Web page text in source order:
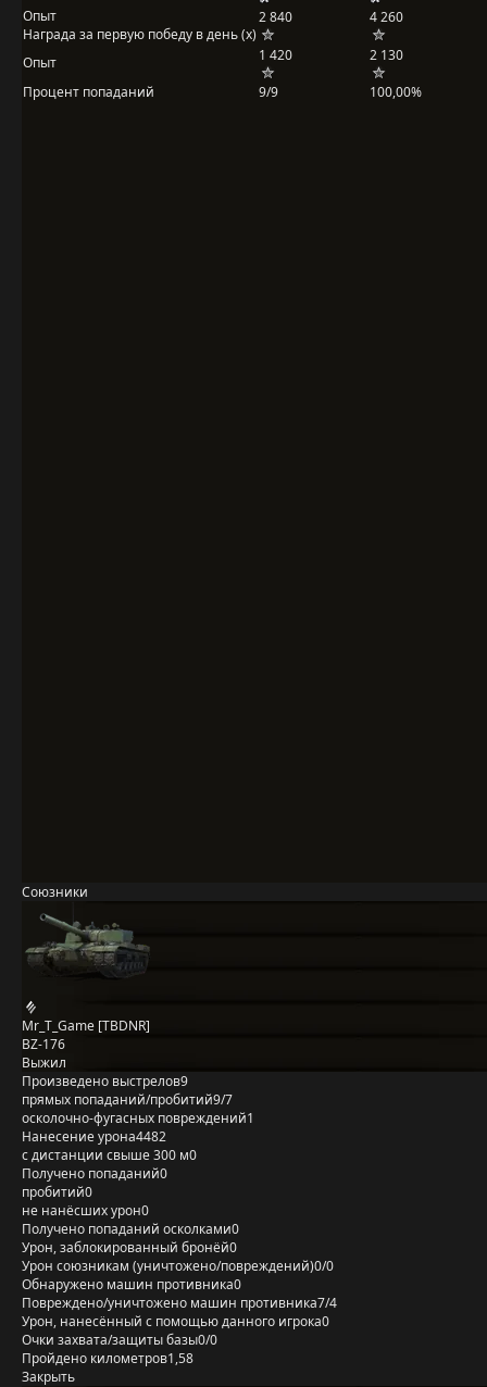
Опыт
Награда за первую победу в день (x)
2 840 4 260
Опыт 1 420
2 130
Процент попаданий
9/9 100,00%
Союзники
Mr_T_Game [TBDNR]
BZ-176
Выжил
Произведено выстрелов9
прямых попаданий/пробитий9/7
осколочно-фугасных повреждений1
Нанесение урона4482
с дистанции свыше 300 м0
Получено попаданий0
пробитий0
не нанёсших урон0
Получено попаданий осколками0
Урон, заблокированный бронёй0
Урон союзникам (уничтожено/повреждений)0/0
Обнаружено машин противника0
Повреждено/уничтожено машин противника7/4
Урон, нанесённый с помощью данного игрока0
Очки захвата/защиты базы0/0
Пройдено километров1,58
Закрыть